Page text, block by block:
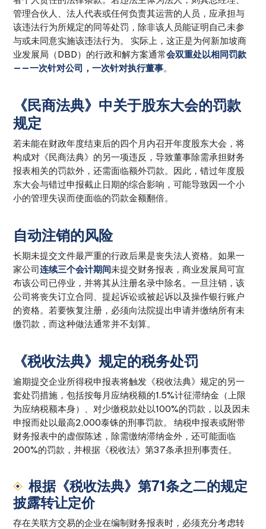
管理合伙人、法人代表或任何负责其运营的人员，应承担与
该违法行为所规定的同等处罚，除非该人员能证明自己未参
与或未同意实施该违法行为。 实际上，这正是为何新加坡商
业发展局（DBD）的行政和解方案通常会双重处以相同罚款
——一次针对公司，一次针对执行董事。
《民商法典》中关于股东大会的罚款
规定
若未能在财政年度结束后的四个月内召开年度股东大会，将
构成对《民商法典》的另一项违反，导致董事除需承担财务
报表相关的罚款外，还需面临额外罚款。因此，错过年度股
东大会与错过申报截止日期的综合影响，可能导致因一个小
小的管理失误而使面临的罚款金额翻倍。
自动注销的风险
长期未提交文件最严重的行政后果是丧失法人资格。如果一
家公司连续三个会计期间未提交财务报表，商业发展局可宣
布该公司已停业，并将其从注册名录中除名。一旦注销，该
公司将丧失订立合同、提起诉讼或被起诉以及操作银行账户
的资格。若要恢复注册，必须向法院提出申请并缴纳所有未
缴罚款，而这种做法通常并不划算。
《税收法典》规定的税务处罚
逾期提交企业所得税申报表将触发《税收法典》规定的另一
套处罚措施，包括按每月应纳税额的1.5%计征滞纳金（上限
为应纳税额本身）、对少缴税款处以100%的罚款，以及因未
申报而处以最高2,000泰铢的刑事罚款。 纳税申报表或附带
财务报表中的虚假陈述，除需缴纳滞纳金外，还可能面临
200%的罚款，并根据《税收法》第37条承担刑事责任。
根据《税收法典》第71条之二的规定
披露转让定价
存在关联方交易的企业在编制财务报表时，必须充分考虑转